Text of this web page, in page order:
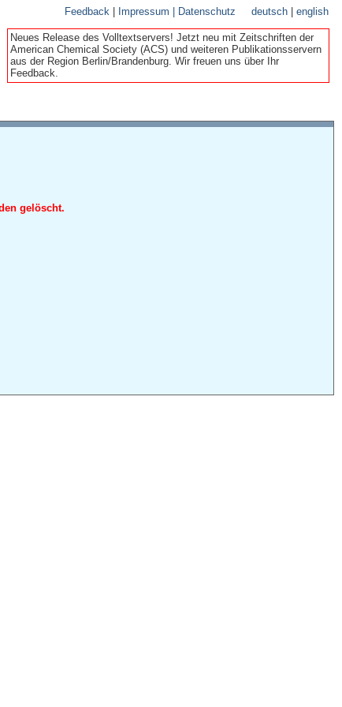
Feedback Impressum | Datenschutz deutsch |english
Neues Release des Volltextservers! Jetzt neu mit Zeitschriften der
American Chemical Society (ACS) und weiteren Publikationsservern
aus der Region Berlin/Brandenburg. Wir freuen uns über Ihr
Feedback.
gelöscht.